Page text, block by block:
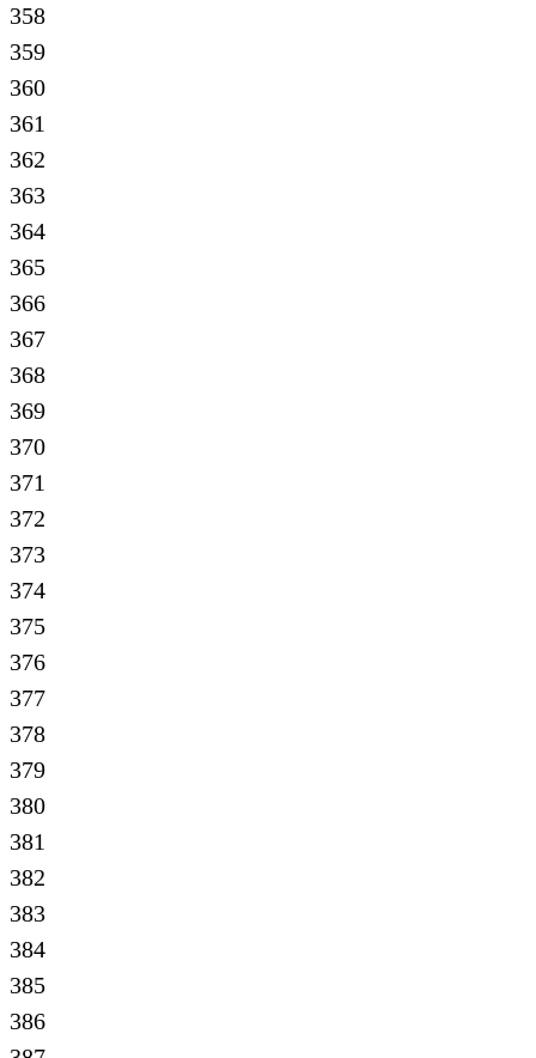
358
359
360
361
362
363
364
365
366
367
368
369
370
371
372
373
374
375
376
377
378
379
380
381
382
383
384
385
386